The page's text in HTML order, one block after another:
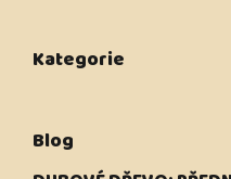
Kategorie
Blog